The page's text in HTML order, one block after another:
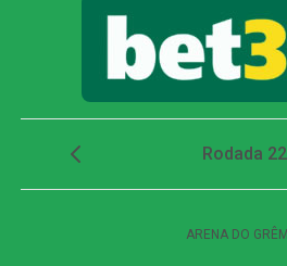
O Athletico-PR respondeu aos 27
cobrança de escanteio. Gilberto
segunda trave, e Viveros
finalização, porém, explodiu no
pouca efetividade ofensiva